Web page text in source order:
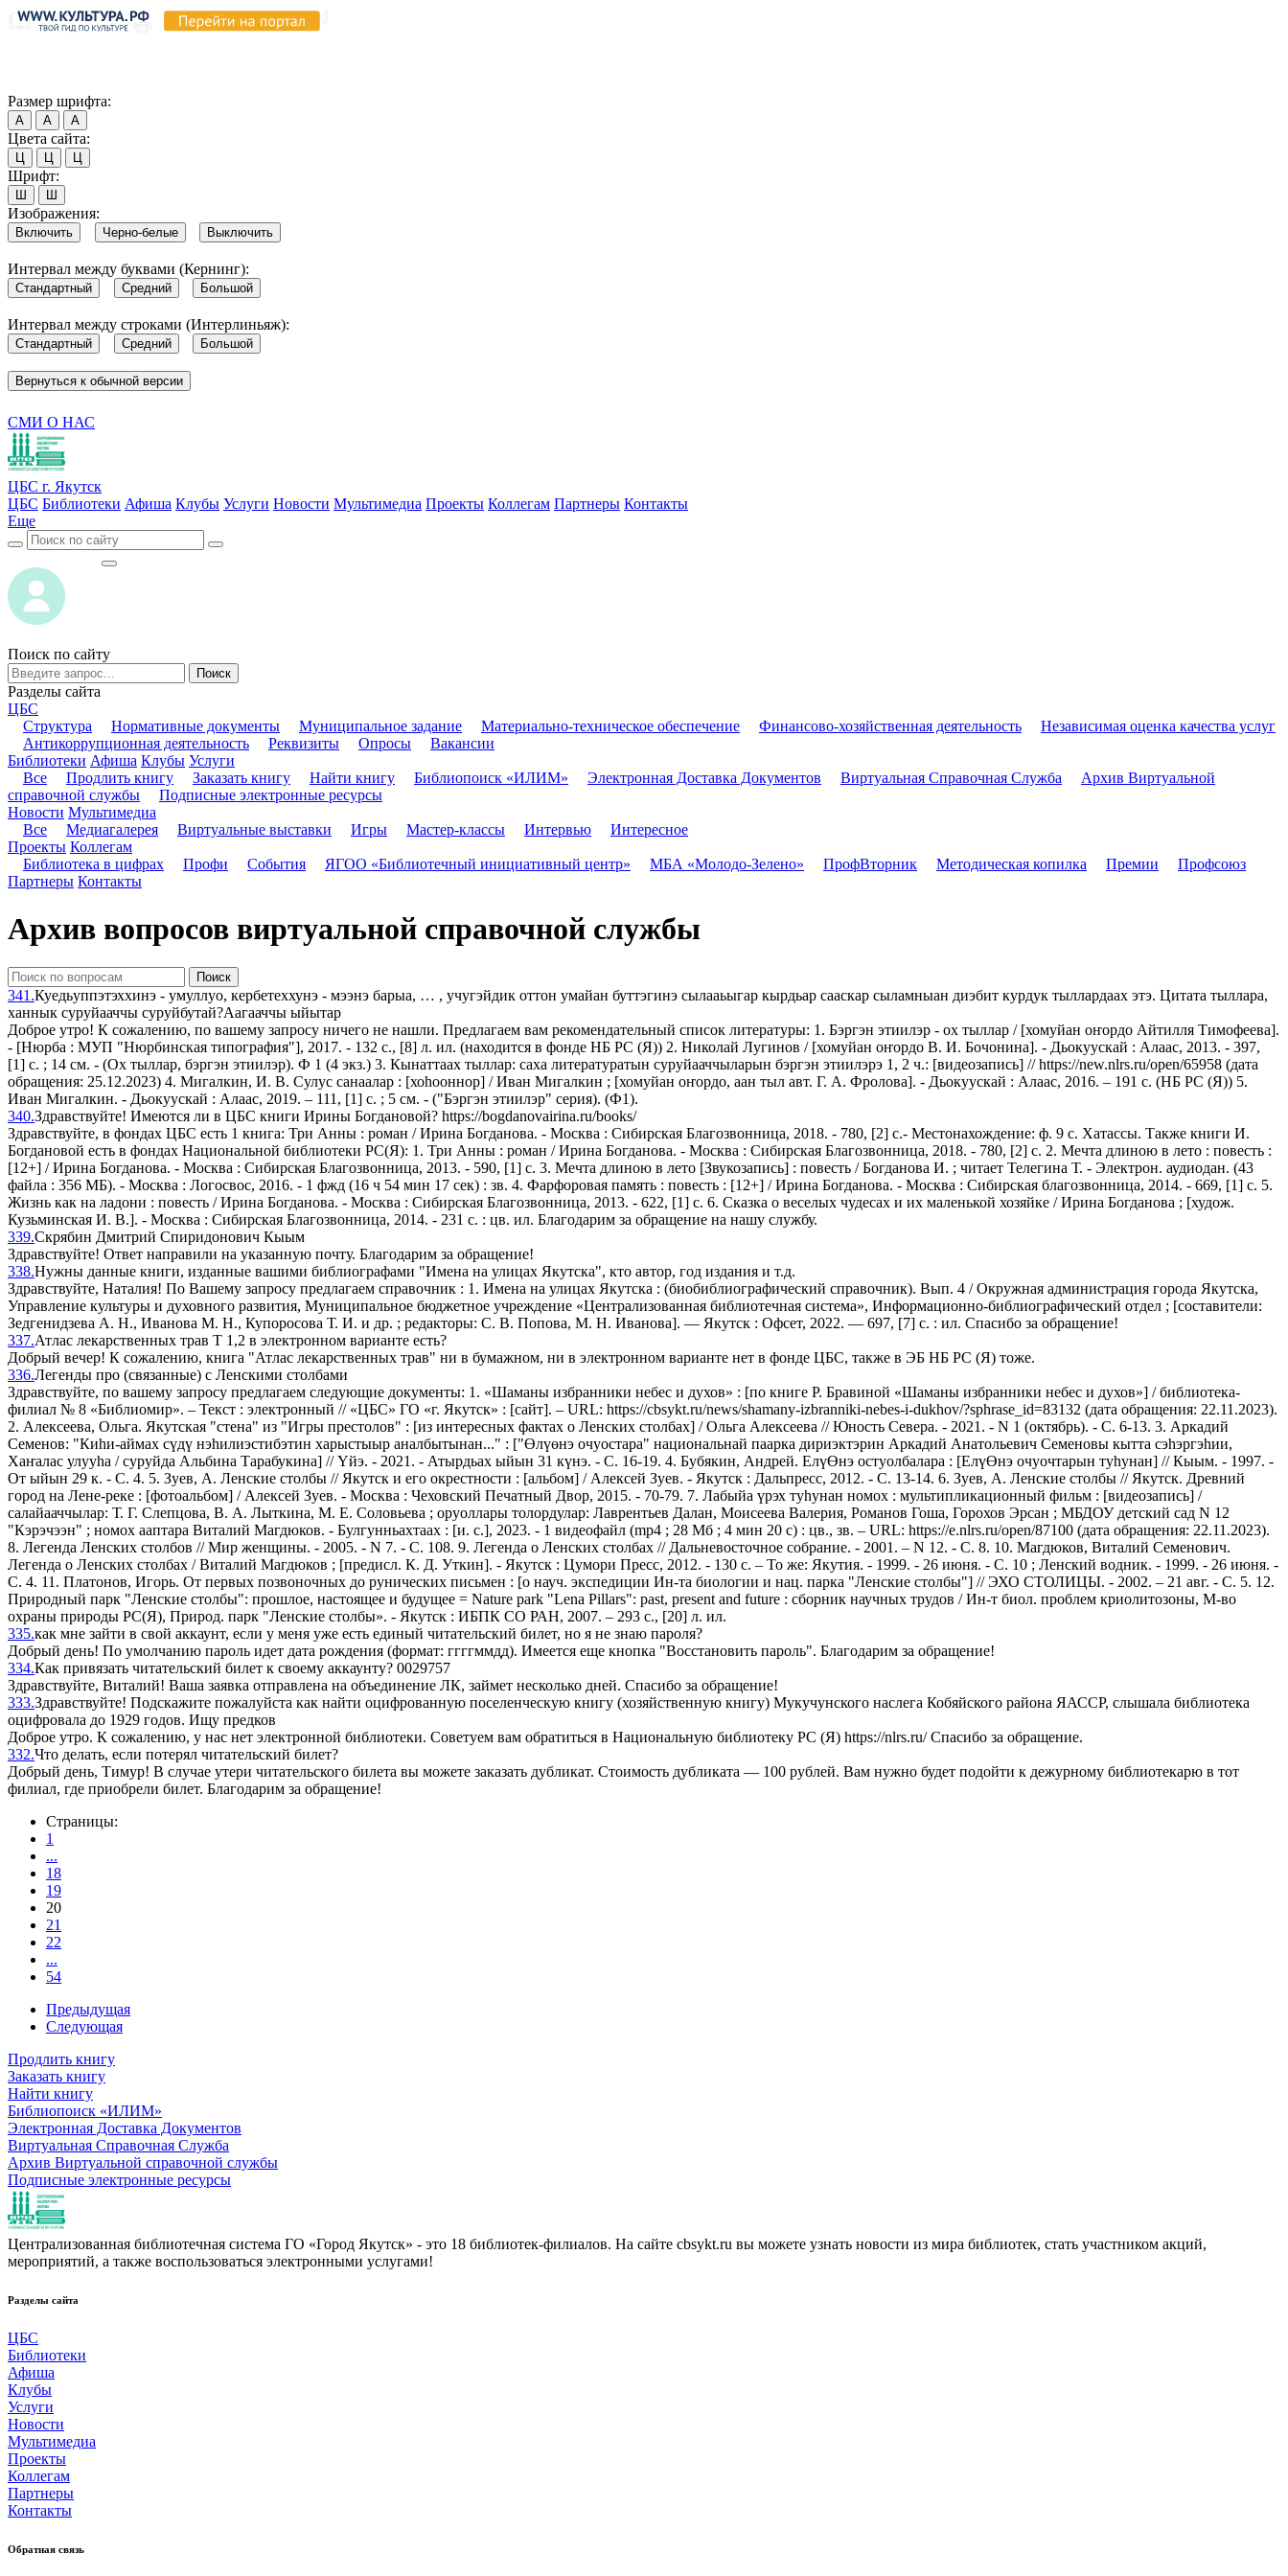
Размер шрифта:
А А А
Цвета сайта:
Ц Ц Ц
Шрифт:
Ш Ш
Изображения:
Включить Черно-белые Выключить
Интервал между буквами (Кернинг):
Стандартный Средний Большой
Интервал между строками (Интерлиньяж):
Стандартный Средний Большой
Вернуться к обычной версии
СМИ О НАС
ЦБС г. Якутск
ЦБС Библиотеки Афиша Клубы Услуги Новости Мультимедиа Проекты Коллегам Партнеры Контакты
Еще
Поиск по сайту
Поиск
Разделы сайта
ЦБС
Структура
Нормативные документы Муниципальное задание Материально-техническое обеспечение Финансово-хозяйственная деятельность
Независимая оценка качества услуг
Антикоррупционная деятельность
Реквизиты Опросы
Вакансии
Библиотеки Афиша Клубы Услуги
Все
Продлить книгу Заказать книгу Найти книгу Библиопоиск «ИЛИМ» Электронная Доставка Документов Виртуальная Справочная Служба
Архив Виртуальной
справочной службы
Подписные электронные ресурсы
Новости Мультимедиа
Все
Медиагалерея Виртуальные выставки Игры Мастер-классы Интервью
Интересное
Проекты Коллегам
Библиотека в цифрах
Профи События ЯГОО «Библиотечный инициативный центр» МБА «Молодо-Зелено» ПрофВторник Методическая копилка Премии
Профсоюз
Партнеры Контакты
Архив вопросов виртуальной справочной службы
Поиск
341.Куедьуппэтэххинэ - умуллуо, кербетеххунэ - мээнэ барыа, … , учугэйдик оттон умайан буттэгинэ сылааьыгар кырдьар сааскар сыламныан диэбит курдук тыллардаах этэ. Цитата тыллара,
ханнык суруйааччы суруйбутай?Аагааччы ыйытар
Доброе утро! К сожалению, по вашему запросу ничего не нашли. Предлагаем вам рекомендательный список литературы: 1. Бэргэн этиилэр - ох тыллар / [хомуйан оҥордо Айтилля Тимофеева].
- [Нюрба : МУП "Нюрбинская типография"], 2017. - 132 c., [8] л. ил. (находится в фонде НБ РС (Я)) 2. Николай Лугинов / [хомуйан оҥордо В. И. Бочонина]. - Дьокуускай : Алаас, 2013. - 397,
[1] с. ; 14 см. - (Ох тыллар, бэргэн этиилэр). Ф 1 (4 экз.) 3. Кынаттаах тыллар: саха литературатын суруйааччыларын бэргэн этиилэрэ 1, 2 ч.: [видеозапись] // https://new.nlrs.ru/open/65958 (дата
обращения: 25.12.2023) 4. Мигалкин, И. В. Сулус санаалар : [хоһооннор] / Иван Мигалкин ; [хомуйан оҥордо, аан тыл авт. Г. А. Фролова]. - Дьокуускай : Алаас, 2016. – 191 с. (НБ РС (Я)) 5.
Иван Мигалкин. - Дьокуускай : Алаас, 2019. – 111, [1] с. ; 5 см. - ("Бэргэн этиилэр" серия). (Ф1).
340.Здравствуйте! Имеются ли в ЦБС книги Ирины Богдановой? https://bogdanovairina.ru/books/
Здравствуйте, в фондах ЦБС есть 1 книга: Три Анны : роман / Ирина Богданова. - Москва : Сибирская Благозвонница, 2018. - 780, [2] с.- Местонахождение: ф. 9 с. Хатассы. Также книги И.
Богдановой есть в фондах Национальной библиотеки РС(Я): 1. Три Анны : роман / Ирина Богданова. - Москва : Сибирская Благозвонница, 2018. - 780, [2] с. 2. Мечта длиною в лето : повесть :
[12+] / Ирина Богданова. - Москва : Сибирская Благозвонница, 2013. - 590, [1] с. 3. Мечта длиною в лето [Звукозапись] : повесть / Богданова И. ; читает Телегина Т. - Электрон. аудиодан. (43
файла : 356 МБ). - Москва : Логосвос, 2016. - 1 фжд (16 ч 54 мин 17 сек) : зв. 4. Фарфоровая память : повесть : [12+] / Ирина Богданова. - Москва : Сибирская благозвонница, 2014. - 669, [1] с. 5.
Жизнь как на ладони : повесть / Ирина Богданова. - Москва : Сибирская Благозвонница, 2013. - 622, [1] с. 6. Сказка о веселых чудесах и их маленькой хозяйке / Ирина Богданова ; [худож.
Кузьминская И. В.]. - Москва : Сибирская Благозвонница, 2014. - 231 с. : цв. ил. Благодарим за обращение на нашу службу.
339.Скрябин Дмитрий Спиридонович Кыым
Здравствуйте! Ответ направили на указанную почту. Благодарим за обращение!
338.Нужны данные книги, изданные вашими библиографами "Имена на улицах Якутска", кто автор, год издания и т.д.
Здравствуйте, Наталия! По Вашему запросу предлагаем справочник : 1. Имена на улицах Якутска : (биобиблиографический справочник). Вып. 4 / Окружная администрация города Якутска,
Управление культуры и духовного развития, Муниципальное бюджетное учреждение «Централизованная библиотечная система», Информационно-библиографический отдел ; [составители:
Зедгенидзева А. Н., Иванова М. Н., Купоросова Т. И. и др. ; редакторы: С. В. Попова, М. Н. Иванова]. — Якутск : Офсет, 2022. — 697, [7] с. : ил. Спасибо за обращение!
337.Атлас лекарственных трав Т 1,2 в электронном варианте есть?
Добрый вечер! К сожалению, книга "Атлас лекарственных трав" ни в бумажном, ни в электронном варианте нет в фонде ЦБС, также в ЭБ НБ РС (Я) тоже.
336.Легенды про (связанные) с Ленскими столбами
Здравствуйте, по вашему запросу предлагаем следующие документы: 1. «Шаманы избранники небес и духов» : [по книге Р. Бравиной «Шаманы избранники небес и духов»] / библиотека-
филиал № 8 «Библиомир». – Текст : электронный // «ЦБС» ГО «г. Якутск» : [сайт]. – URL: https://cbsykt.ru/news/shamany-izbranniki-nebes-i-dukhov/?sphrase_id=83132 (дата обращения: 22.11.2023).
2. Алексеева, Ольга. Якутская "стена" из "Игры престолов" : [из интересных фактах о Ленских столбах] / Ольга Алексеева // Юность Севера. - 2021. - N 1 (октябрь). - С. 6-13. 3. Аркадий
Семенов: "Киһи-аймах сүдү нэһилиэстибэтин харыстыыр аналбытынан..." : ["Өлүөнэ очуостара" национальнай паарка дириэктэрин Аркадий Анатольевич Семеновы кытта сэһэргэһии,
Хаҥалас улууһа / суруйда Альбина Тарабукина] // Үйэ. - 2021. - Атырдьах ыйын 31 күнэ. - С. 16-19. 4. Бубякин, Андрей. ЕлүӨнэ остуолбалара : [ЕлүӨнэ очуочтарын туһунан] // Кыым. - 1997. -
От ыйын 29 к. - С. 4. 5. Зуев, А. Ленские столбы // Якутск и его окрестности : [альбом] / Алексей Зуев. - Якутск : Дальпресс, 2012. - С. 13-14. 6. Зуев, А. Ленские столбы // Якутск. Древний
город на Лене-реке : [фотоальбом] / Алексей Зуев. - Москва : Чеховский Печатный Двор, 2015. - 70-79. 7. Лабыйа үрэх туһунан номох : мультипликационный фильм : [видеозапись] /
салайааччылар: Т. Г. Слепцова, В. А. Лыткина, М. Е. Соловьева ; оруоллары толордулар: Лаврентьев Далан, Моисеева Валерия, Романов Гоша, Горохов Эрсан ; МБДОУ детский сад N 12
"Кэрэчээн" ; номох ааптара Виталий Магдюков. - Булгунньахтаах : [и. с.], 2023. - 1 видеофайл (mp4 ; 28 Мб ; 4 мин 20 с) : цв., зв. – URL: https://e.nlrs.ru/open/87100 (дата обращения: 22.11.2023).
8. Легенда Ленских столбов // Мир женщины. - 2005. - N 7. - С. 108. 9. Легенда о Ленских столбах // Дальневосточное собрание. - 2001. – N 12. - С. 8. 10. Магдюков, Виталий Семенович.
Легенда о Ленских столбах / Виталий Магдюков ; [предисл. К. Д. Уткин]. - Якутск : Цумори Пресс, 2012. - 130 с. – То же: Якутия. - 1999. - 26 июня. - С. 10 ; Ленский водник. - 1999. - 26 июня. -
С. 4. 11. Платонов, Игорь. От первых позвоночных до рунических письмен : [о науч. экспедиции Ин-та биологии и нац. парка "Ленские столбы"] // ЭХО СТОЛИЦЫ. - 2002. – 21 авг. - С. 5. 12.
Природный парк "Ленские столбы": прошлое, настоящее и будущее = Nature park "Lena Pillars": past, present and future : сборник научных трудов / Ин-т биол. проблем криолитозоны, М-во
охраны природы РС(Я), Природ. парк "Ленские столбы». - Якутск : ИБПК СО РАН, 2007. – 293 с., [20] л. ил.
335.как мне зайти в свой аккаунт, если у меня уже есть единый читательский билет, но я не знаю пароля?
Добрый день! По умолчанию пароль идет дата рождения (формат: ггггммдд). Имеется еще кнопка "Восстановить пароль". Благодарим за обращение!
334.Как привязать читательский билет к своему аккаунту? 0029757
Здравствуйте, Виталий! Ваша заявка отправлена на объединение ЛК, займет несколько дней. Спасибо за обращение!
333.Здравствуйте! Подскажите пожалуйста как найти оцифрованную поселенческую книгу (хозяйственную книгу) Мукучунского наслега Кобяйского района ЯАССР, слышала библиотека
оцифровала до 1929 годов. Ищу предков
Доброе утро. К сожалению, у нас нет электронной библиотеки. Советуем вам обратиться в Национальную библиотеку РС (Я) https://nlrs.ru/ Спасибо за обращение.
332.Что делать, если потерял читательский билет?
Добрый день, Тимур! В случае утери читательского билета вы можете заказать дубликат. Стоимость дубликата — 100 рублей. Вам нужно будет подойти к дежурному библиотекарю в тот
филиал, где приобрели билет. Благодарим за обращение!
Страницы:
1
...
18
19
20
21
22
...
54
Предыдущая
Следующая
Продлить книгу
Заказать книгу
Найти книгу
Библиопоиск «ИЛИМ»
Электронная Доставка Документов
Виртуальная Справочная Служба
Архив Виртуальной справочной службы
Подписные электронные ресурсы
Централизованная библиотечная система ГО «Город Якутск» - это 18 библиотек-филиалов. На сайте cbsykt.ru вы можете узнать новости из мира библиотек, стать участником акций,
мероприятий, а также воспользоваться электронными услугами!
Разделы сайта
ЦБС
Библиотеки
Афиша
Клубы
Услуги
Новости
Мультимедиа
Проекты
Коллегам
Партнеры
Контакты
Обратная связь